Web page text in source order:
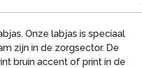
Onze labjas is speciaal
zijn in de zorgsector. De
bruin accent of print in de